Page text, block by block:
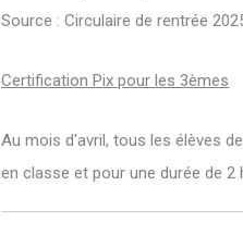
Source : Circulaire de rentrée
Certification Pix pour les 3èmes
Au mois d'avril, tous les élèves
en classe et pour une durée de 2